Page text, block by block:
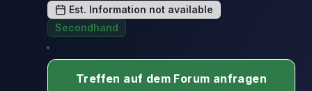
Est. Information not available
Secondhand
Treffen auf dem Forum anfragen